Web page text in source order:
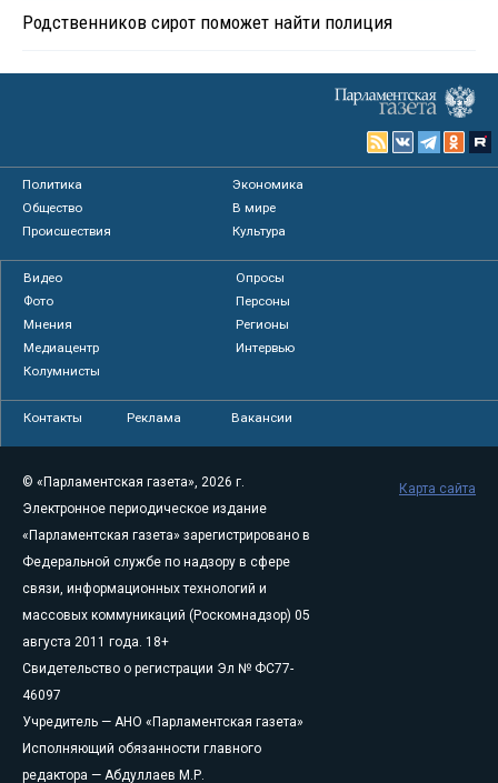
Родственников сирот поможет найти полиция
Политика
Экономика
Общество
В мире
Происшествия
Культура
Видео
Опросы
Фото
Персоны
Мнения
Регионы
Медиацентр
Интервью
Колумнисты
Контакты Реклама Вакансии
© «Парламентская газета», 2026 г.
Электронное периодическое издание
«Парламентская газета» зарегистрировано в
Федеральной службе по надзору в сфере
связи, информационных технологий и
массовых коммуникаций (Роскомнадзор) 05
августа 2011 года. 18+
Свидетельство о регистрации Эл № ФС77-
46097
Учредитель — АНО «Парламентская газета»
Исполняющий обязанности главного
редактора — Абдуллаев М.Р.
Карта сайта